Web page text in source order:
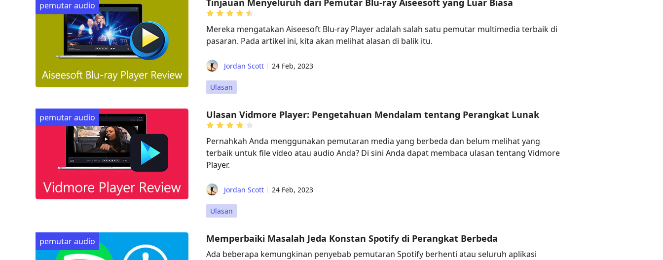
pemutar audio Tinjauan Menyeluruh dari Pemutar Blu-ray Aiseesoft yang Luar Biasa
Mereka mengatakan Aiseesoft Blu-ray Player adalah salah satu pemutar multimedia terbaik di
pasaran. Pada artikel ini, kita akan melihat alasan di balik itu.
Jordan Scott 24 Feb, 2023
Ulasan
pemutar audio Ulasan Vidmore Player: Pengetahuan Mendalam tentang Perangkat Lunak
Pernahkah Anda menggunakan pemutaran media yang berbeda dan belum melihat yang
terbaik untuk file video atau audio Anda? Di sini Anda dapat membaca ulasan tentang Vidmore
Player.
Jordan Scott 24 Feb, 2023
Ulasan
pemutar audio Memperbaiki Masalah Jeda Konstan Spotify di Perangkat Berbeda
Ada beberapa kemungkinan penyebab pemutaran Spotify berhenti atau seluruh aplikasi